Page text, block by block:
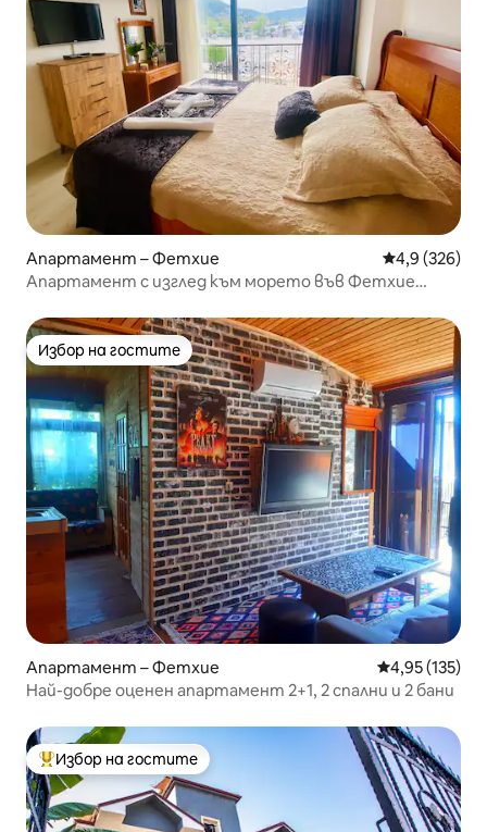
Апартамент – Фетхие Средна
4,9 (326)
Апартамент с изглед към морето във Фетхие
Избор на гостите
Избор на гостите
Апартамент – Фетхие Средна
4,95 (135)
Най-добре оценен апартамент 2+1, 2 спални и 2 бани
Най-популярен избор на гостите
Избор на гостите